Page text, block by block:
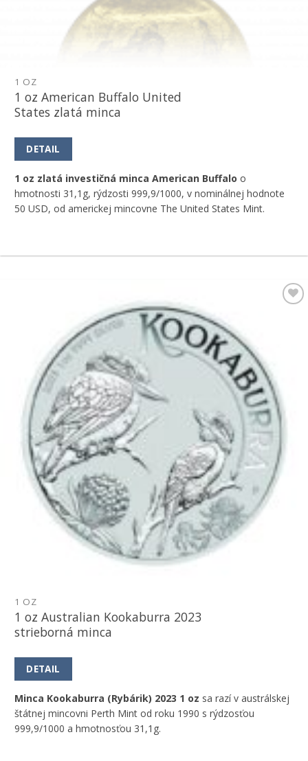
1 OZ
1 oz American Buffalo United
States zlatá minca
DETAIL
1 oz zlatá investičná minca American Buffalo o
hmotnosti 31,1g, rýdzosti 999,9/1000, v nominálnej hodnote
50 USD, od americkej mincovne The United States Mint.
1 OZ
1 oz Australian Kookaburra 2023
strieborná minca
DETAIL
Minca Kookaburra (Rybárik) 2023 1 oz sa razí v austrálskej
štátnej mincovni Perth Mint od roku 1990 s rýdzosťou
999,9/1000 a hmotnosťou 31,1g.